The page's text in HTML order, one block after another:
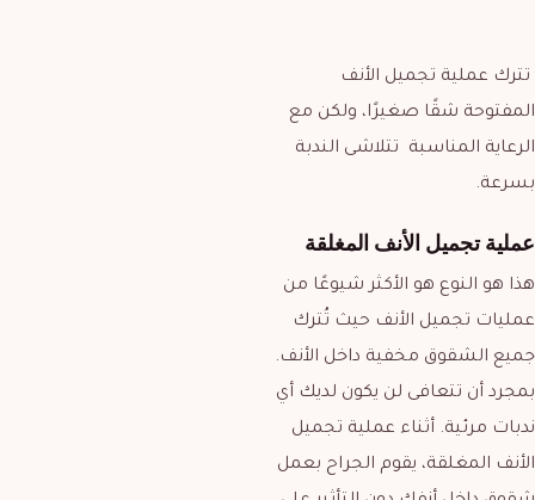
تترك عملية تجميل الأنف
المفتوحة شقًا صغيرًا، ولكن مع
الرعاية المناسبة تتلاشى الندبة
بسرعة.
عملية تجميل الأنف المغلقة
هذا هو النوع هو الأكثر شيوعًا من
عمليات تجميل الأنف حيث تُترك
جميع الشقوق مخفية داخل الأنف.
بمجرد أن تتعافى لن يكون لديك أي
ندبات مرئية. أثناء عملية تجميل
الأنف المغلقة، يقوم الجراح بعمل